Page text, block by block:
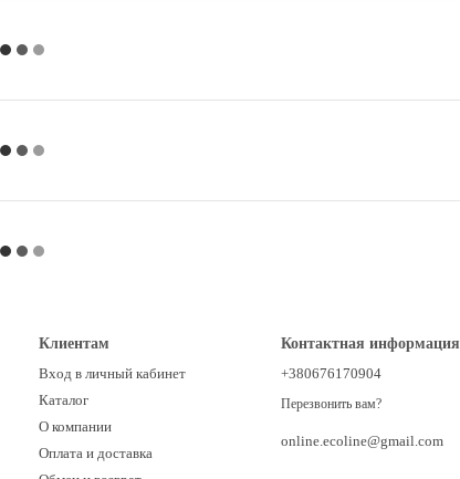
Клиентам
Вход в личный кабинет
Каталог
О компании
Оплата и доставка
Контактная информация
+380676170904
Перезвонить вам?
online.ecoline@gmail.com